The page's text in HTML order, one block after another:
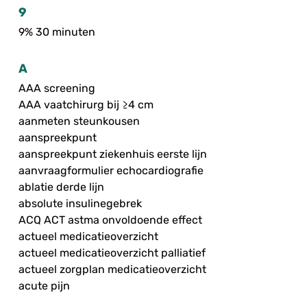
9
9% 30 minuten
A
AAA screening
AAA vaatchirurg bij ≥4 cm
aanmeten steunkousen
aanspreekpunt
aanspreekpunt ziekenhuis eerste lijn
aanvraagformulier echocardiografie
ablatie derde lijn
absolute insulinegebrek
ACQ ACT astma onvoldoende effect
actueel medicatieoverzicht
actueel medicatieoverzicht palliatief
actueel zorgplan medicatieoverzicht
acute pijn